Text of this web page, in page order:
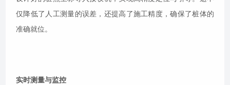
仅降低了人工测量的误差，还提高了施工精度，确保了桩体的
准确就位。
实时测量与监控